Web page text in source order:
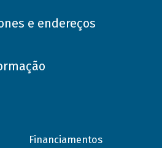
e endereços
Financiamentos